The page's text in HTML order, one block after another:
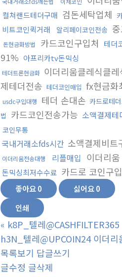
컬쳐랜드테더구매 검돈세탁업체
비트코인퀵거래 알리페이코인전송
돈현금화방법 카드코인구입처 테더
91% 아프리카tv돈믹싱
테더트론현금화 이더리움클레식클레
제테더전송 테더코인매입 fx현금화
usdc구입대행 테더 손대손 카드로테
법
카드코인전송가능 소액결제테
코인무통
국내거래소fds시간 소액결제비트
이더리움전송대행 리플매입 이더리
돈믹싱최저수수료 카드로 코인구입
좋아요0 싫어요0
인쇄
« k8P_텔레
h3N_텔레@UPCOIN24 이더
목록보기 답글쓰기
글수정 글삭제